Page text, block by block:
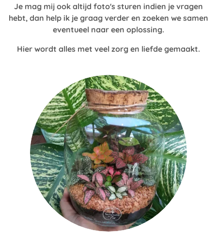
Je mag mij ook altijd foto's sturen indien je vragen
hebt, dan help ik je graag verder en zoeken we samen
eventueel naar een oplossing.
Hier wordt alles met veel zorg en liefde gemaakt.